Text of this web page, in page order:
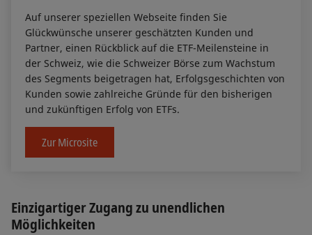
Auf unserer speziellen Webseite finden Sie
Glückwünsche unserer geschätzten Kunden und
Partner, einen Rückblick auf die ETF-Meilensteine in
der Schweiz, wie die Schweizer Börse zum Wachstum
des Segments beigetragen hat, Erfolgsgeschichten von
Kunden sowie zahlreiche Gründe für den bisherigen
und zukünftigen Erfolg von ETFs.
Zur Microsite
Einzigartiger Zugang zu unendlichen
Möglichkeiten